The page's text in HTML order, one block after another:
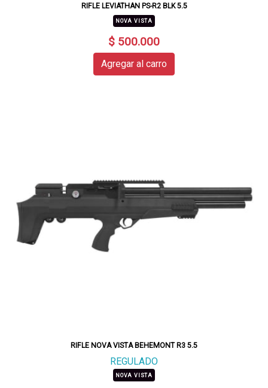
RIFLE LEVIATHAN PS-R2 BLK 5.5
NOVA VISTA
$ 500.000
Agregar al carro
RIFLE NOVA VISTA BEHEMONT R3 5.5
REGULADO
NOVA VISTA